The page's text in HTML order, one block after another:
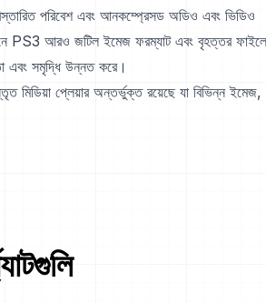
পরিবেশ এবং আনকম্প্রেসড অডিও এবং ভিডিও
PS3 আরও জটিল ইমেজ ফরম্যাট এবং বৃহত্তর
এবং সমৃদ্ধি উন্নত করে।
মিডিয়া প্লেয়ার অন্তর্ভুক্ত রয়েছে যা বিভিন্ন ইমেজ,